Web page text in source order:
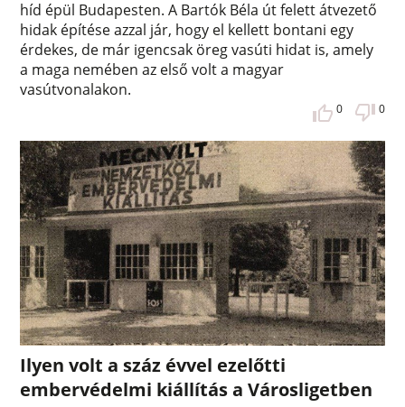
híd épül Budapesten. A Bartók Béla út felett átvezető
hidak építése azzal jár, hogy el kellett bontani egy
érdekes, de már igencsak öreg vasúti hidat is, amely
a maga nemében az első volt a magyar
vasútvonalakon.
0 0
Ilyen volt a száz évvel ezelőtti
embervédelmi kiállítás a Városligetben